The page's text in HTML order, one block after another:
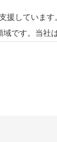
援していま
です。当社